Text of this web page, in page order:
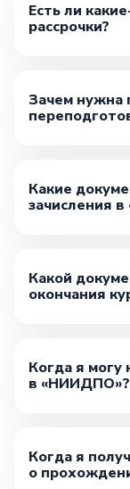
Есть ли
рассрочки?
Зачем нужна
Какие
зачисления
Какой
окончания
Когда я могу
в «НИИДПО»?
Когда я
о